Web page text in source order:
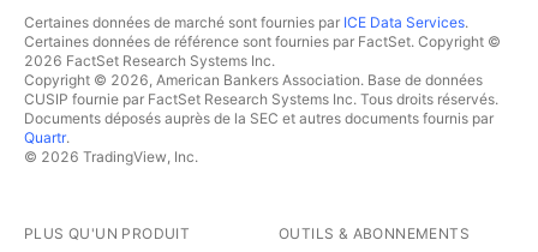
Certaines données de marché sont fournies par ICE Data Services.
Certaines données de référence sont fournies par FactSet. Copyright ©
2026 FactSet Research Systems Inc.
Copyright © 2026, American Bankers Association. Base de données
CUSIP fournie par FactSet Research Systems Inc. Tous droits réservés.
Documents déposés auprès de la SEC et autres documents fournis par
Quartr.
© 2026 TradingView, Inc.
PLUS QU'UN PRODUIT OUTILS & ABONNEMENTS